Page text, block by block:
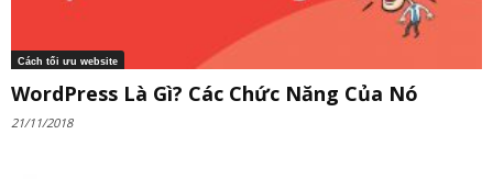
Cách tối ưu website
WordPress Là Gì? Các Chức Năng Của Nó
21/11/2018